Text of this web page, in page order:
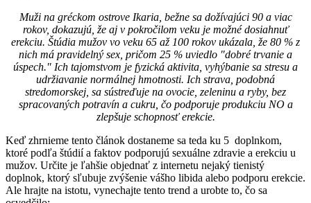
Muži na gréckom ostrove Ikaria, bežne sa dožívajúci 90 a viac
rokov, dokazujú, že aj v pokročilom veku je možné dosiahnuť
erekciu. Štúdia mužov vo veku 65 až 100 rokov ukázala, že 80 % z
nich má pravidelný sex, pričom 25 % uviedlo "dobré trvanie a
úspech." Ich tajomstvom je fyzická aktivita, vyhýbanie sa stresu a
udržiavanie normálnej hmotnosti. Ich strava, podobná
stredomorskej, sa sústreďuje na ovocie, zeleninu a ryby, bez
spracovaných potravín a cukru, čo podporuje produkciu NO a
zlepšuje schopnosť erekcie.
Keď zhrnieme tento článok dostaneme sa teda ku 5 doplnkom,
ktoré podľa štúdií a faktov podporujú sexuálne zdravie a erekciu u
mužov. Určite je ľahšie objednať z internetu nejaký tienistý
doplnok, ktorý sľubuje zvýšenie vášho libida alebo podporu erekcie.
Ale hrajte na istotu, vynechajte tento trend a urobte to, čo sa